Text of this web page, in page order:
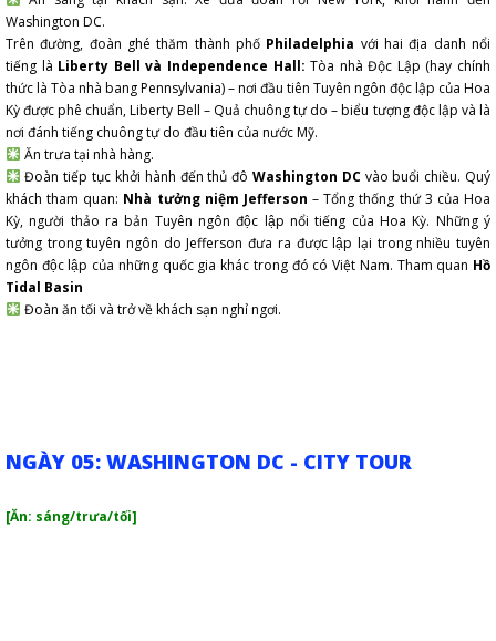
Washington DC.
Trên đường, đoàn ghé thăm thành phố Philadelphia với hai địa danh nổi
tiếng là Liberty Bell và Independence Hall: Tòa nhà Độc Lập (hay chính
thức là Tòa nhà bang Pennsylvania) – nơi đầu tiên Tuyên ngôn độc lập của Hoa
Kỳ được phê chuẩn, Liberty Bell – Quả chuông tự do – biểu tượng độc lập và là
nơi đánh tiếng chuông tự do đầu tiên của nước Mỹ.
Ăn trưa tại nhà hàng.
Đoàn tiếp tục khởi hành đến thủ đô Washington DCvào buổi chiều. Quý
khách tham quan: Nhà tưởng niệm Jefferson – Tổng thống thứ 3 của Hoa
Kỳ, người thảo ra bản Tuyên ngôn độc lập nổi tiếng của Hoa Kỳ. Những ý
tưởng trong tuyên ngôn do Jefferson đưa ra được lập lại trong nhiều tuyên
ngôn độc lập của những quốc gia khác trong đó có Việt Nam. Tham quan Hồ
Tidal Basin
Đoàn ăn tối và trở về khách sạn nghỉ ngơi.
NGÀY 05: WASHINGTON DC - CITY TOUR
[Ăn: sáng/trưa/tối]